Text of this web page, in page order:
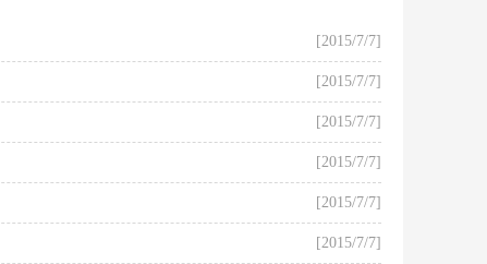
[2015/7/7]
[2015/7/7]
[2015/7/7]
[2015/7/7]
[2015/7/7]
[2015/7/7]